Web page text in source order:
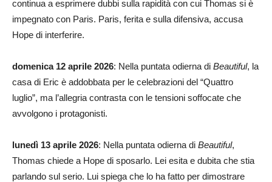
continua a esprimere dubbi sulla rapidità con cui Thomas si è
impegnato con Paris. Paris, ferita e sulla difensiva, accusa
Hope di interferire.
domenica 12 aprile 2026: Nella puntata odierna di Beautiful, la
casa di Eric è addobbata per le celebrazioni del “Quattro
luglio”, ma l’allegria contrasta con le tensioni soffocate che
avvolgono i protagonisti.
lunedì 13 aprile 2026: Nella puntata odierna di Beautiful,
Thomas chiede a Hope di sposarlo. Lei esita e dubita che stia
parlando sul serio. Lui spiega che lo ha fatto per dimostrare